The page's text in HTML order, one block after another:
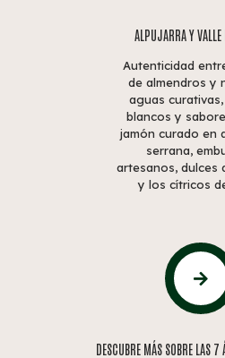
ALPUJARRA Y VALLE
Autenticidad
de almendros y
aguas
blancos y
jamón curado en
serrana,
artesanos, dulces
y los cítricos
DESCUBRE MÁS SOBRE LAS 7